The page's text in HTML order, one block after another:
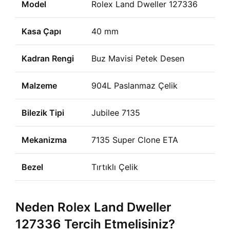
Model Rolex Land Dweller 127336
Kasa Çapı 40 mm
Kadran Rengi Buz Mavisi Petek Desen
Malzeme 904L Paslanmaz Çelik
Bilezik Tipi Jubilee 7135
Mekanizma 7135 Super Clone ETA
Bezel Tırtıklı Çelik
Neden Rolex Land Dweller
127336 Tercih Etmelisiniz?